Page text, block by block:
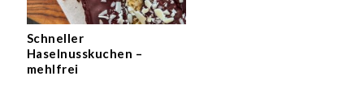
Schneller
Haselnusskuchen –
mehlfrei